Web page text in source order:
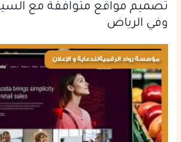
تصميم مواقع متوافقة مع
وفي الرياض